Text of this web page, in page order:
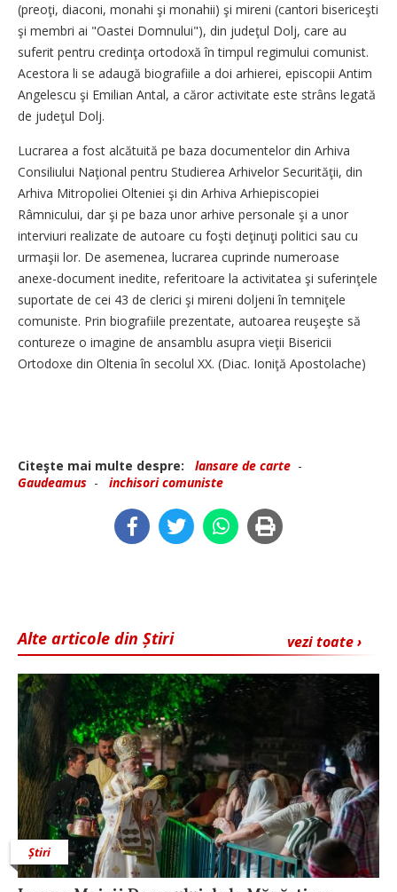
(preoţi, diaconi, monahi şi monahii) şi mireni (cantori bisericeşti
şi membri ai "Oastei Domnului"), din judeţul Dolj, care au
suferit pentru credinţa ortodoxă în timpul regimului comunist.
Acestora li se adaugă biografiile a doi arhierei, episcopii Antim
Angelescu şi Emilian Antal, a căror activitate este strâns legată
de judeţul Dolj.
Lucrarea a fost alcătuită pe baza documentelor din Arhiva
Consiliului Naţional pentru Studierea Arhivelor Securităţii, din
Arhiva Mitropoliei Olteniei şi din Arhiva Arhiepiscopiei
Râmnicului, dar şi pe baza unor arhive personale şi a unor
interviuri realizate de autoare cu foşti deţinuţi politici sau cu
urmaşii lor. De asemenea, lucrarea cuprinde numeroase
anexe-document inedite, referitoare la activitatea şi suferinţele
suportate de cei 43 de clerici şi mireni doljeni în temniţele
comuniste. Prin biografiile prezentate, autoarea reuşeşte să
contureze o imagine de ansamblu asupra vieţii Bisericii
Ortodoxe din Oltenia în secolul XX. (Diac. Ioniţă Apostolache)
Citeşte mai multe despre: lansare de carte -
Gaudeamus - inchisori comuniste
vezi toate ›
Alte articole din Știri
Știri